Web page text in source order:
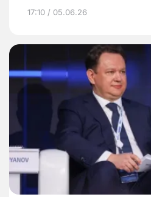
17:10 / 05.06.26